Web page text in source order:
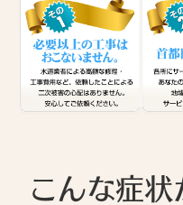
こんな症